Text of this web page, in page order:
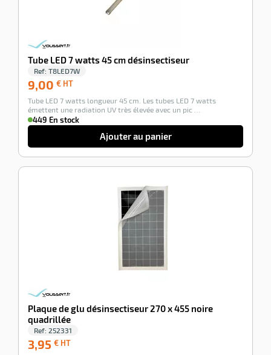
Tube LED 7 watts 45 cm désinsectiseur
Ref: T8LED7W
9,00 € HT
HT
Tube LED 7 watts longueur 45 cm. Les tubes LED 7 watts
émettent une radiation UV très élevée avec un pic …
449 En stock
Ajouter au panier
Plaque de glu désinsectiseur 270 x 455 noire
quadrillée
Ref: 252331
3,95 € HT